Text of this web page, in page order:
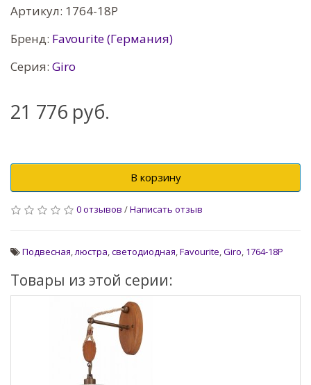
Артикул: 1764-18P
Бренд: Favourite (Германия)
Серия: Giro
21 776 руб.
В корзину
0 отзывов /Написать отзыв
Подвесная,люстра,светодиодная,Favourite,Giro, 1764-18P
Товары из этой серии: